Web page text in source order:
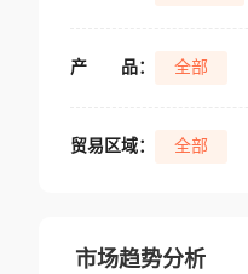
产 品： 全部
贸易区域： 全部
市场趋势分析